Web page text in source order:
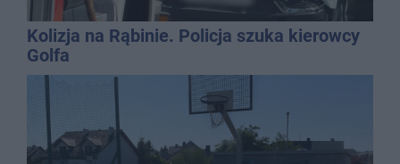
Kolizja na Rąbinie. Policja szuka kierowcy
Golfa